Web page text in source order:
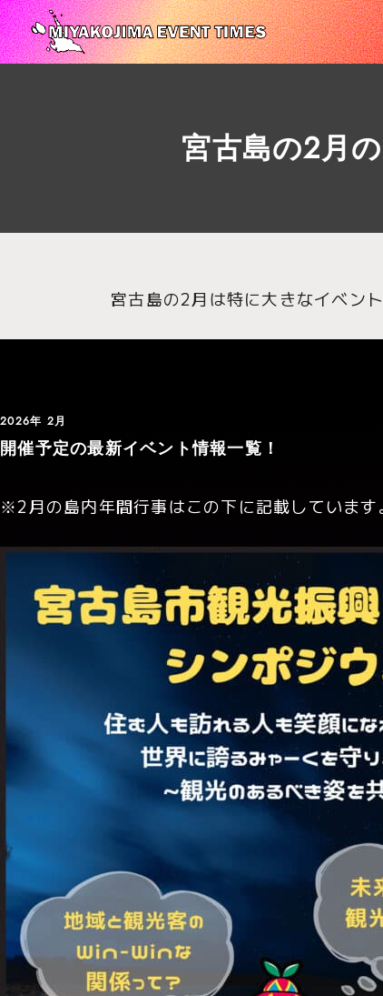
宮古島の2月
宮古島の2月は特に大きなイベン
2026年 2月
開催予定の最新イベント情報一覧！
※2月の島内年間行事はこの下に記載しています